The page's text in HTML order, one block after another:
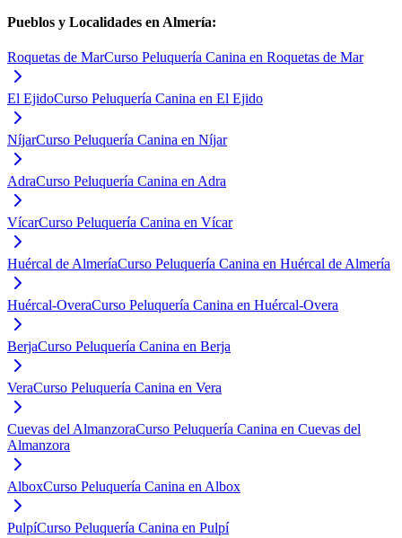
Pueblos y Localidades en Almería:
Roquetas de MarCurso Peluquería Canina en Roquetas de Mar
El EjidoCurso Peluquería Canina en El Ejido
NíjarCurso Peluquería Canina en Níjar
AdraCurso Peluquería Canina en Adra
VícarCurso Peluquería Canina en Vícar
Huércal de AlmeríaCurso Peluquería Canina en Huércal de Almería
Huércal-OveraCurso Peluquería Canina en Huércal-Overa
BerjaCurso Peluquería Canina en Berja
VeraCurso Peluquería Canina en Vera
Cuevas del AlmanzoraCurso Peluquería Canina en Cuevas del
Almanzora
AlboxCurso Peluquería Canina en Albox
PulpíCurso Peluquería Canina en Pulpí